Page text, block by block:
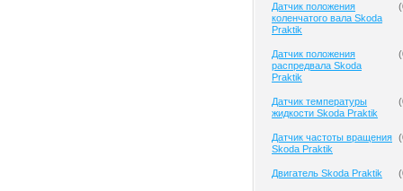
Датчик положения
коленчатого вала Skoda
Praktik
(
Датчик положения
распредвала Skoda
Praktik
(
Датчик температуры
жидкости Skoda Praktik
(
Датчик частоты вращения
Skoda Praktik
(
Двигатель Skoda Praktik (